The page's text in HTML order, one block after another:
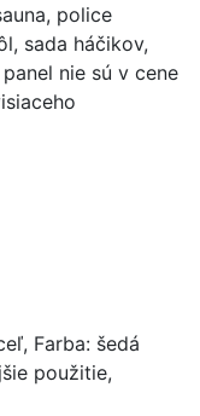
police
sada háčikov,
nie sú v cene
Farba: šedá
použitie,